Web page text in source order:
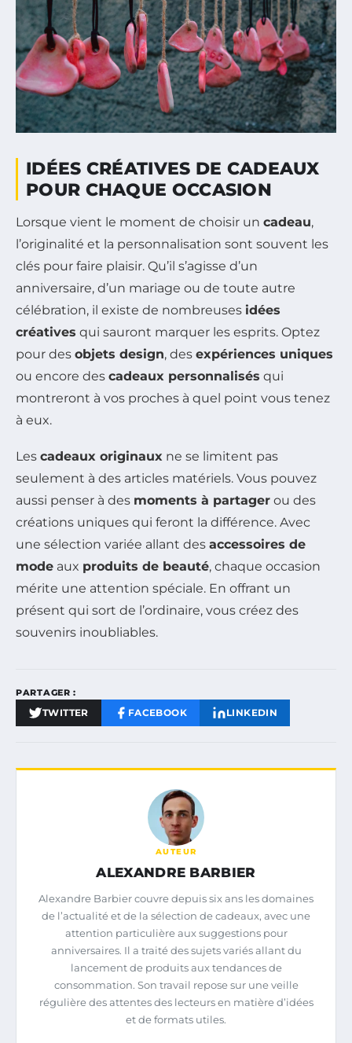
IDÉES CRÉATIVES DE CADEAUX
POUR CHAQUE OCCASION
Lorsque vient le moment de choisir un cadeau,
l’originalité et la personnalisation sont souvent les
clés pour faire plaisir. Qu’il s’agisse d’un
anniversaire, d’un mariage ou de toute autre
célébration, il existe de nombreuses idées
créatives qui sauront marquer les esprits. Optez
pour des objets design, des expériences uniques
ou encore des cadeaux personnalisés qui
montreront à vos proches à quel point vous tenez
à eux.
Les cadeaux originaux ne se limitent pas
seulement à des articles matériels. Vous pouvez
aussi penser à des moments à partager ou des
créations uniques qui feront la différence. Avec
une sélection variée allant des accessoires de
mode aux produits de beauté, chaque occasion
mérite une attention spéciale. En offrant un
présent qui sort de l’ordinaire, vous créez des
souvenirs inoubliables.
PARTAGER :
TWITTER FACEBOOK LINKEDIN
AUTEUR
ALEXANDRE BARBIER
Alexandre Barbier couvre depuis six ans les domaines
de l’actualité et de la sélection de cadeaux, avec une
attention particulière aux suggestions pour
anniversaires. Il a traité des sujets variés allant du
lancement de produits aux tendances de
consommation. Son travail repose sur une veille
régulière des attentes des lecteurs en matière d’idées
et de formats utiles.